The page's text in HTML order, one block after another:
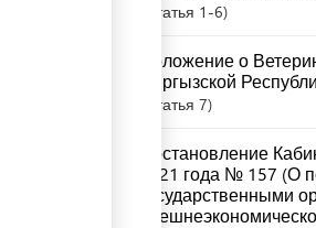
Статья 1-6
Положение о
Кыргызской
Статья 7
Постановление
2021 года № 157 (О
государственными